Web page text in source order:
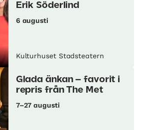
Erik Söderlind
6 augusti
Kulturhuset Stadsteatern
Glada änkan – favorit i
repris från The Met
7–27 augusti